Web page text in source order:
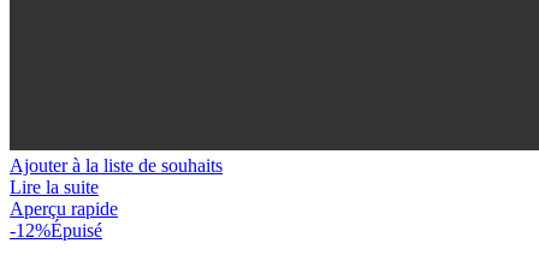
Ajouter à la liste de souhaits
Lire la suite
Aperçu rapide
-12%Épuisé